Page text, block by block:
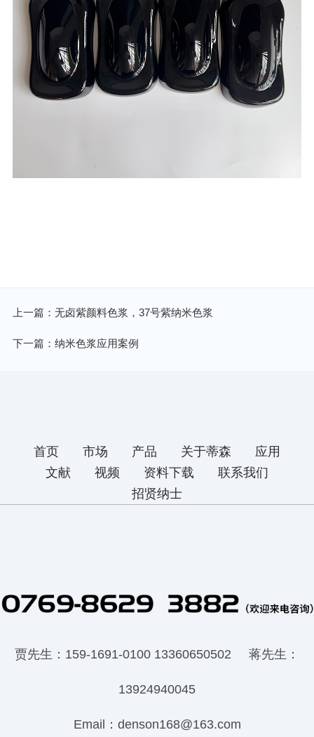
上一篇：无卤紫颜料色浆，37号紫纳米色浆
下一篇：纳米色浆应用案例
首页 市场 产品 关于蒂森
应用
文献
视频 资料下载
联系我们
招贤纳士
贾先生：159-1691-0100 13360650502 蒋先生：
13924940045
Email：denson168@163.com